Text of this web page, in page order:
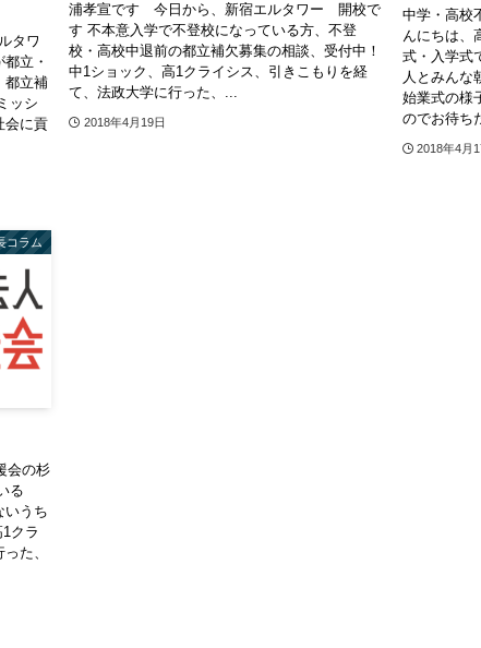
タワ
立・
都立補
ッシ
会に貢
浦孝宣です 今日から、新宿エルタワー 開校で
す 不本意入学で不登校になっている方、不登
校・高校中退前の都立補欠募集の相談、受付中！
中1ショック、高1クライシス、引きこもりを経
て、法政大学に行った、...
2018年4月19日
中学・高校
んにちは、
式・入学式
人とみんな
始業式の様
のでお待ち
2018年4月
コラム
会の杉
る
いうち
クラ
た、